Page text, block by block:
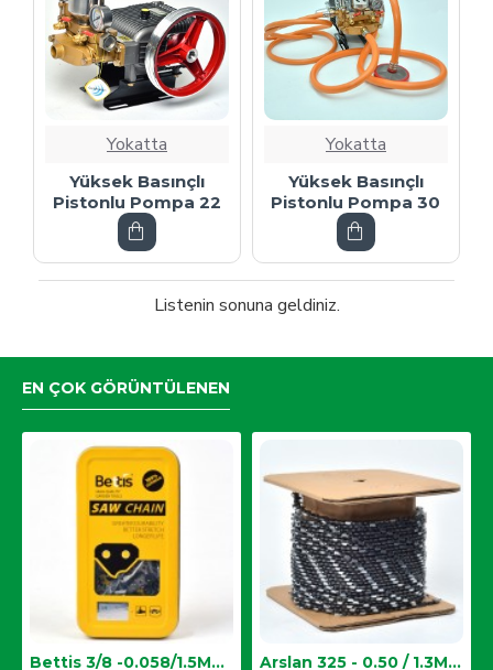
Yokatta
Yüksek Basınçlı
Pistonlu Pompa 22
Yokatta
Yüksek Basınçlı
Pistonlu Pompa 30
Listenin sonuna geldiniz.
EN ÇOK GÖRÜNTÜLENEN
Bettis 3/8 -0.058/1.5MM-34 Diş Testere Zinciri Arslan 325 - 0.50 / 1.3MM Top Zincir